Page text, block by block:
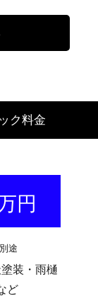
ク料金
円
途
装・雨樋
ど